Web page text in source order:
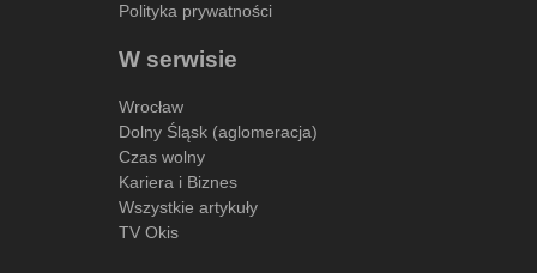
Polityka prywatności
W serwisie
Wrocław
Dolny Śląsk (aglomeracja)
Czas wolny
Kariera i Biznes
Wszystkie artykuły
TV Okis